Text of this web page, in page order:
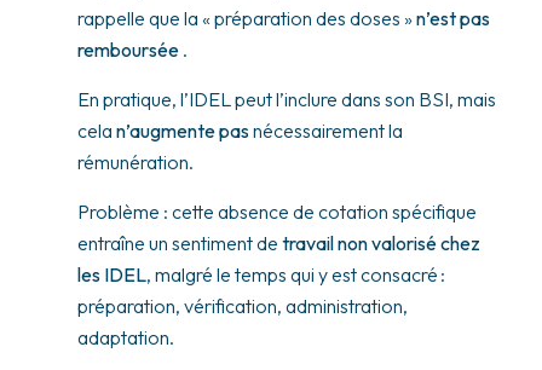
rappelle que la « préparation des doses »n’est pas
remboursée.
En pratique, l’IDEL peut l’inclure dans son BSI, mais
cela n’augmente pasnécessairement la
rémunération.
Problème : cette absence de cotation spécifique
entraîne un sentiment de travail non valorisé chez
les IDEL, malgré le temps qui y est consacré :
préparation, vérification, administration,
adaptation.